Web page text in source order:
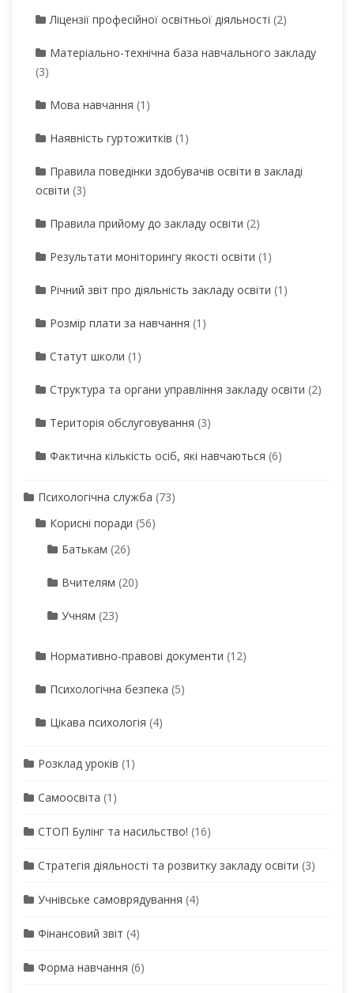
Ліцензії професійної освітньої діяльності (2)
Матеріально-технічна база навчального закладу
(3)
Мова навчання (1)
Наявність гуртожитків (1)
Правила поведінки здобувачів освіти в закладі
освіти (3)
Правила прийому до закладу освіти (2)
Результати моніторингу якості освіти (1)
Річний звіт про діяльність закладу освіти (1)
Розмір плати за навчання (1)
Статут школи (1)
Структура та органи управління закладу освіти (2)
Територія обслуговування (3)
Фактична кількість осіб, які навчаються (6)
Психологічна служба (73)
Корисні поради (56)
Батькам (26)
Вчителям (20)
Учням (23)
Нормативно-правові документи (12)
Психологічна безпека (5)
Цікава психологія (4)
Розклад уроків (1)
Самоосвіта (1)
СТОП Булінг та насильство! (16)
Стратегія діяльності та розвитку закладу освіти (3)
Учнівське самоврядування (4)
Фінансовий звіт (4)
Форма навчання (6)